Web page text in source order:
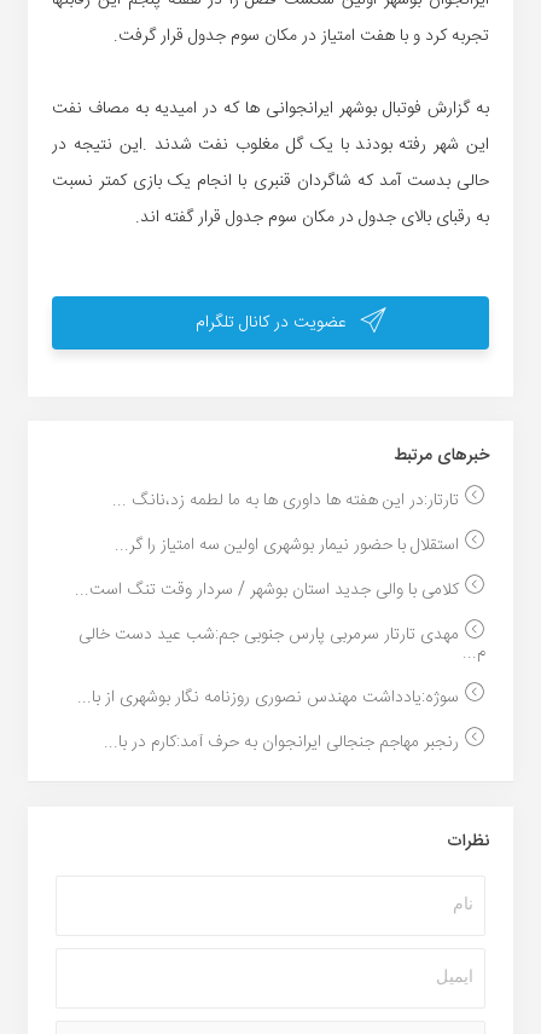
تجربه کرد و با هفت امتیاز در مکان سوم جدول قرار گرفت.
به گزارش فوتبال بوشهر ایرانجوانی ها که در امیدیه به مصاف نفت
این شهر رفته بودند با یک گل مغلوب نفت شدند .این نتیجه در
حالی بدست آمد که شاگردان قنبری با انجام یک بازی کمتر نسبت
به رقبای بالای جدول در مکان سوم جدول قرار گفته اند.
عضویت در کانال تلگرام
خبر‌های مرتبط
تارتار:در این هفته ها داوری ها به ما لطمه زد،نانگ ...
استقلال با حضور نیمار بوشهری اولین سه امتیاز را گر...
کلامی با والی جدید استان بوشهر / سردار وقت تنگ است...
مهدی تارتار سرمربی پارس جنوبی جم:شب عید دست خالی
م...
سوژه:یادداشت مهندس نصوری روزنامه نگار بوشهری از با...
رنجبر مهاجم جنجالی ایرانجوان به حرف آمد:کارم در با...
نظرات